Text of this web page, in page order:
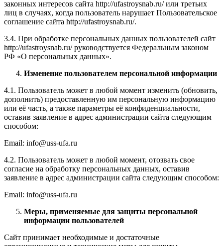
законных интересов сайта http://ufastroysnab.ru/ или третьих
лиц в случаях, когда пользователь нарушает Пользовательское
соглашение сайта http://ufastroysnab.ru/.
3.4. При обработке персональных данных пользователей сайт
http://ufastroysnab.ru/ руководствуется Федеральным законом
РФ «О персональных данных».
Изменение пользователем персональной информации
4.1. Пользователь может в любой момент изменить (обновить,
дополнить) предоставленную им персональную информацию
или её часть, а также параметры её конфиденциальности,
оставив заявление в адрес администрации сайта следующим
способом:
Email: info@uss-ufa.ru
4.2. Пользователь может в любой момент, отозвать свое
согласие на обработку персональных данных, оставив
заявление в адрес администрации сайта следующим способом:
Email: info@uss-ufa.ru
Меры, применяемые для защиты персональной
информации пользователей
Сайт принимает необходимые и достаточные